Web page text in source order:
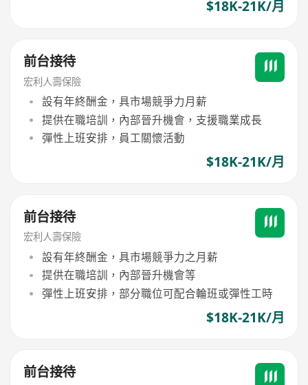
$18K-21K/月
前台接待
宏利人壽保險
設有年終酬金，具市場競爭力月薪
提供在職培訓，內部晉升機會，支援職業成長
彈性上班安排，員工關懷活動
$18K-21K/月
前台接待
宏利人壽保險
設有年終酬金，具市場競爭力之月薪
提供在職培訓，內部晉升機會等
彈性上班安排，部分職位可配合輪班或彈性工時
$18K-21K/月
前台接待